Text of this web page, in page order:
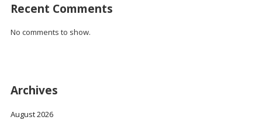
Recent Comments
No comments to show.
Archives
August 2026